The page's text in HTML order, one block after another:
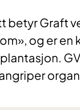
betyr Graft
og er en